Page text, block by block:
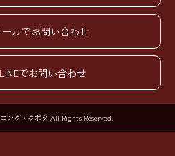
ールでお問い合わせ
LINEでお問い合わせ
ング・クボタ All Rights Reserved.